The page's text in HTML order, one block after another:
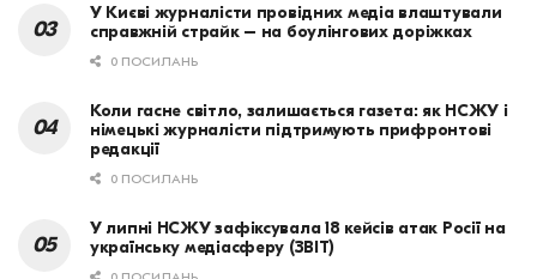
У Києві журналісти провідних медіа влаштували
справжній страйк – на боулінгових доріжках
0 ПОСИЛАНЬ
Коли гасне світло, залишається газета: як НСЖУ і
німецькі журналісти підтримують прифронтові
редакції
0 ПОСИЛАНЬ
У липні НСЖУ зафіксувала 18 кейсів атак Росії на
українську медіасферу (ЗВІТ)